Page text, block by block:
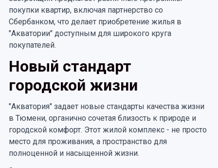
покупки квартир, включая партнерство со
Сбербанком, что делает приобретение жилья в
"Акватории" доступным для широкого круга
покупателей.
Новый стандарт
городской жизни
"Акватория" задает новые стандарты качества жизни
в Тюмени, органично сочетая близость к природе и
городской комфорт. Этот жилой комплекс - не просто
место для проживания, а пространство для
полноценной и насыщенной жизни.